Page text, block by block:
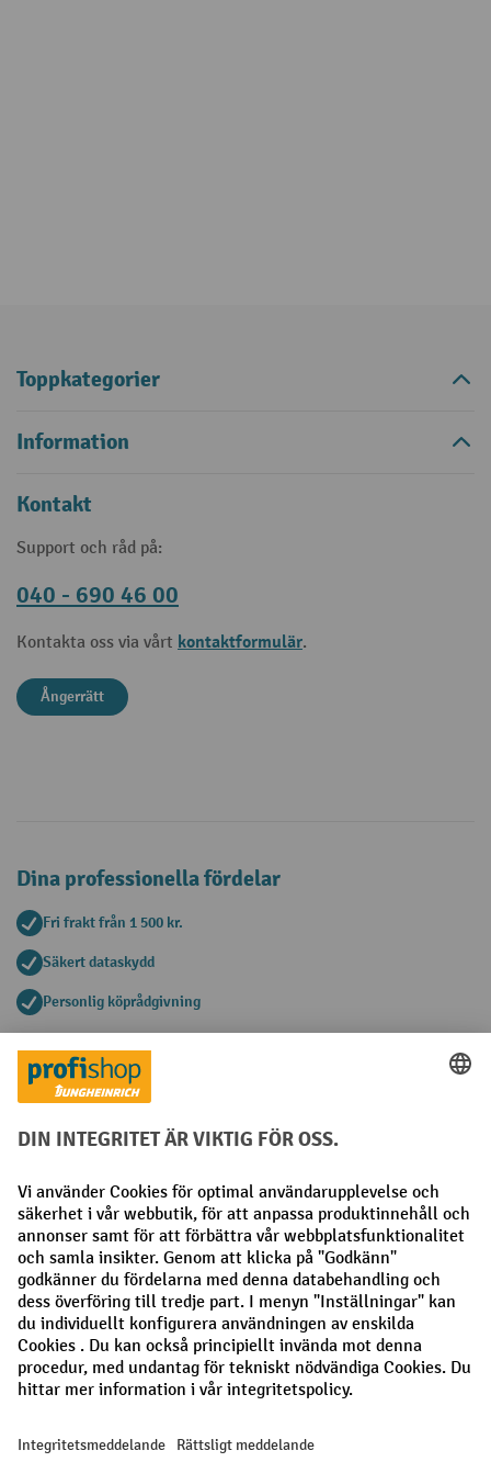
Toppkategorier
Information
Kontakt
Support och råd på:
040 - 690 46 00
Kontakta oss via vårt kontaktformulär.
Ångerrätt
Dina professionella fördelar
Fri frakt från 1 500 kr.
Säkert dataskydd
Personlig köprådgivning
Betalningsmetoder
Faktura Förskottsbetalning
Sociala nätverk
Facebook
LinkedIn
Instagram
Allmänna villkor Utgivare Sekretesspolicy
Alla priser exkl. Moms plusfraktkostnaderoch eventuella